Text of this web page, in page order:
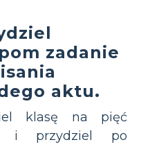
zadanie
aktu.
klasę na pięć
i przydziel po